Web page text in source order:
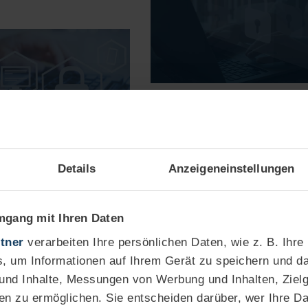
Details Anzeigeneinstellungen
mit Ihren Daten
verarbeiten Ihre persönlichen Daten, wie z. B.
um Informationen auf Ihrem Gerät zu speichern und
Inhalte, Messungen von Werbung und Inhalten,
zu ermöglichen. Sie entscheiden darüber, wer Ihre
Einwilligung
AUTOR
28.05.2025 3 Minuten
Tatsächlich stellt die Einwilligung
deutliche und eindeutige
der Person, deren Daten
ABC: I wie
Zürn
4 Minuten